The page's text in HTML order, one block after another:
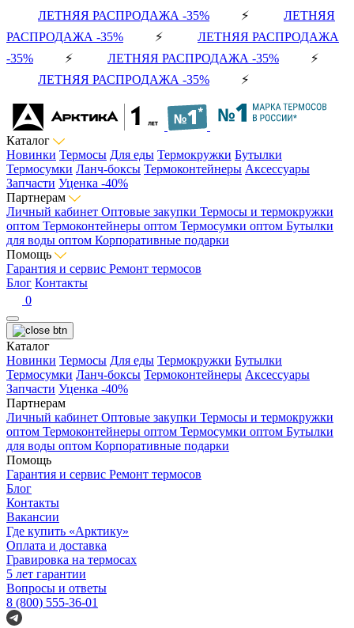
ЛЕТНЯЯ РАСПРОДАЖА -35% ⚡ ЛЕТНЯЯ
РАСПРОДАЖА -35% ⚡ ЛЕТНЯЯ РАСПРОДАЖА
-35% ⚡ ЛЕТНЯЯ РАСПРОДАЖА -35% ⚡
ЛЕТНЯЯ РАСПРОДАЖА -35% ⚡
Каталог
Новинки Термосы Для еды Термокружки Бутылки
Термосумки Ланч-боксы Термоконтейнеры Аксессуары
Запчасти Уценка -40%
Партнерам
Личный кабинет Оптовые закупки Термосы и термокружки
оптом Термоконтейнеры оптом Термосумки оптом Бутылки
для воды оптом Корпоративные подарки
Помощь
Гарантия и сервис Ремонт термосов
Блог Контакты
0
Каталог
Новинки Термосы Для еды Термокружки Бутылки
Термосумки Ланч-боксы Термоконтейнеры Аксессуары
Запчасти Уценка -40%
Партнерам
Личный кабинет Оптовые закупки Термосы и термокружки
оптом Термоконтейнеры оптом Термосумки оптом Бутылки
для воды оптом Корпоративные подарки
Помощь
Гарантия и сервис Ремонт термосов
Блог
Контакты
Вакансии
Где купить «Арктику»
Оплата и доставка
Гравировка на термосах
5 лет гарантии
Вопросы и ответы
8 (800) 555-36-01